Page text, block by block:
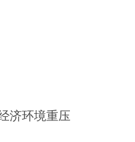
济环境重压